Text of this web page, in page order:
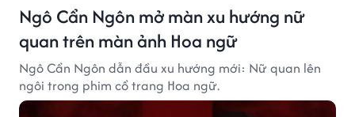
Ngô Cẩn Ngôn mở màn xu hướng nữ
quan trên màn ảnh Hoa ngữ
Ngô Cẩn Ngôn dẫn đầu xu hướng mới: Nữ quan lên
ngôi trong phim cổ trang Hoa ngữ.